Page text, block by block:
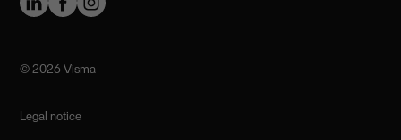
©️ 2026 Visma
Legal notice